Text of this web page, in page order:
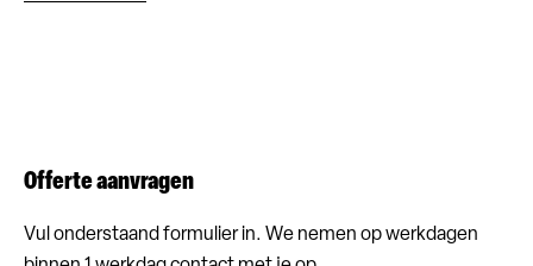
Offerte aanvragen
Vul onderstaand formulier in. We nemen op werkdagen